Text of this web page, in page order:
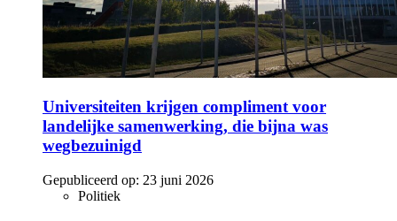
Universiteiten krijgen compliment voor
landelijke samenwerking, die bijna was
wegbezuinigd
Gepubliceerd op: 23 juni 2026
Politiek